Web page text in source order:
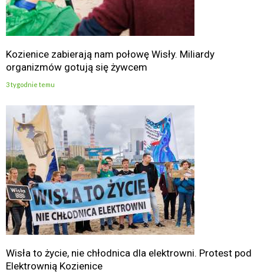
Kozienice zabierają nam połowę Wisły. Miliardy
organizmów gotują się żywcem
3 tygodnie temu
Wisła to życie, nie chłodnica dla elektrowni. Protest pod
Elektrownią Kozienice